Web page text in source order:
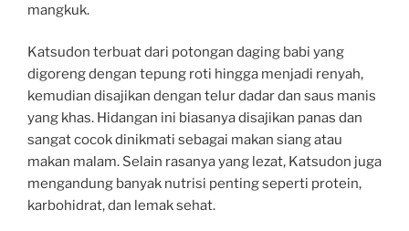
mangkuk.
Katsudon terbuat dari potongan daging babi yang
digoreng dengan tepung roti hingga menjadi renyah,
kemudian disajikan dengan telur dadar dan saus manis
yang khas. Hidangan ini biasanya disajikan panas dan
sangat cocok dinikmati sebagai makan siang atau
makan malam. Selain rasanya yang lezat, Katsudon juga
mengandung banyak nutrisi penting seperti protein,
karbohidrat, dan lemak sehat.